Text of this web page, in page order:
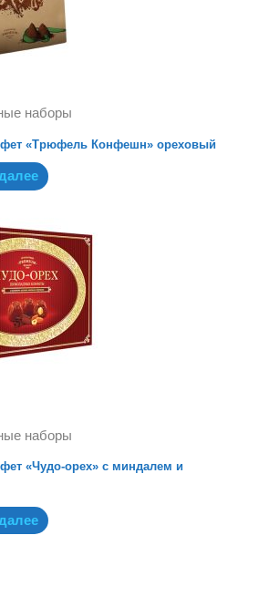
наборы
«Трюфель Конфешн» ореховый
наборы
«Чудо-орех» с миндалем и